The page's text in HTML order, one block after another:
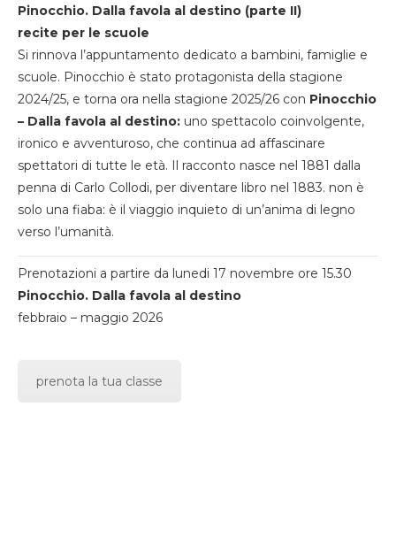
Pinocchio. Dalla favola al destino (parte II)
recite per le scuole
Si rinnova l’appuntamento dedicato a bambini, famiglie e
scuole. Pinocchio è stato protagonista della stagione
2024/25, e torna ora nella stagione 2025/26 con Pinocchio
– Dalla favola al destino: uno spettacolo coinvolgente,
ironico e avventuroso, che continua ad affascinare
spettatori di tutte le età. Il racconto nasce nel 1881 dalla
penna di Carlo Collodi, per diventare libro nel 1883. non è
solo una fiaba: è il viaggio inquieto di un’anima di legno
verso l’umanità.
Prenotazioni a partire da lunedi 17 novembre ore 15.30
Pinocchio. Dalla favola al destino
febbraio – maggio 2026
prenota la tua classe